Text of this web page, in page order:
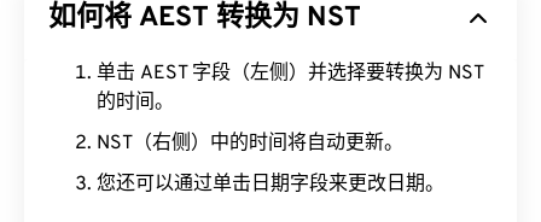
如何将 AEST 转换为 NST
单击 AEST 字段（左侧）并选择要转换为 NST
的时间。
NST（右侧）中的时间将自动更新。
您还可以通过单击日期字段来更改日期。